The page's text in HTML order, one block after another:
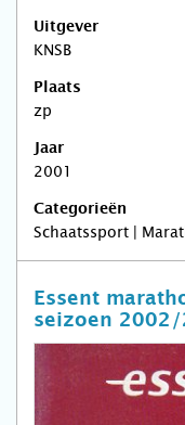
Uitgever
KNSB
Plaats
zp
Jaar
2001
Categorieën
Schaatssport |
Essent
seizoen 2002/